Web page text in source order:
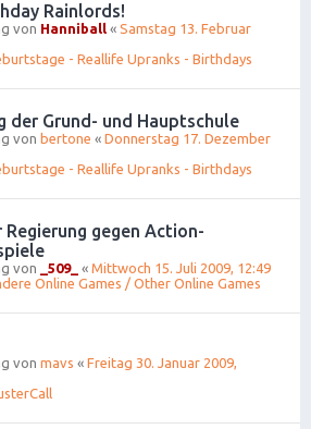
Rainlords!
von Hanniball « Samstag 13. Februar
- Reallife Upranks - Birthdays
der Grund- und Hauptschule
von bertone « Donnerstag 17. Dezember
- Reallife Upranks - Birthdays
gegen Action-
von _509_ « Mittwoch 15. Juli 2009, 12:49
Online Games / Other Online Games
von mavs « Freitag 30. Januar 2009,